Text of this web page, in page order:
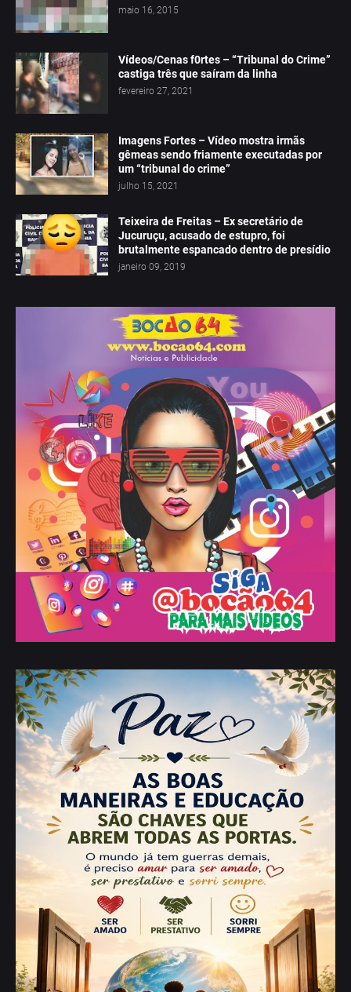
maio 16, 2015
Vídeos/Cenas f0rtes – “Tribunal do Crime”
castiga três que saíram da linha
fevereiro 27, 2021
Imagens Fortes – Vídeo mostra irmãs
gêmeas sendo friamente executadas por
um “tribunal do crime”
julho 15, 2021
Teixeira de Freitas – Ex secretário de
Jucuruçu, acusado de estupro, foi
brutalmente espancado dentro de presídio
janeiro 09, 2019